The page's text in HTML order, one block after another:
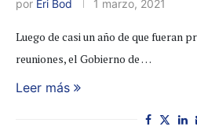
por Eri Bod 1 marzo, 2021
Luego de casi un año de que fueran
reuniones, el Gobierno de …
Leer más